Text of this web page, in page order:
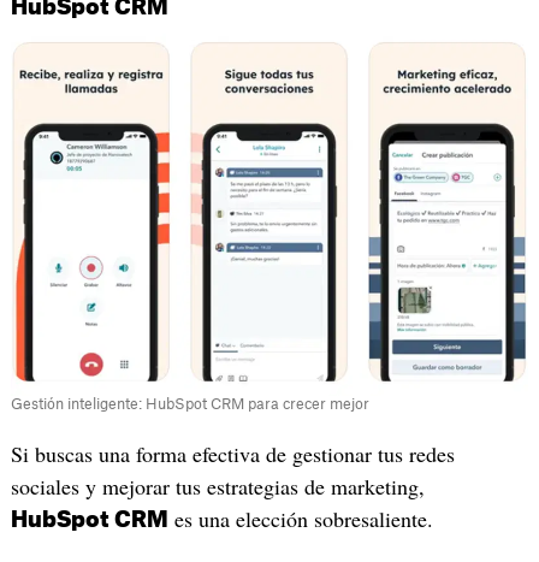
HubSpot CRM
Gestión inteligente: HubSpot CRM para crecer mejor
Si buscas una forma efectiva de gestionar tus redes
sociales y mejorar tus estrategias de marketing,
HubSpot CRM es una elección sobresaliente.